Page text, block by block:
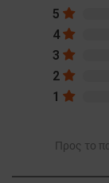
5
4
3
2
1
Προς το